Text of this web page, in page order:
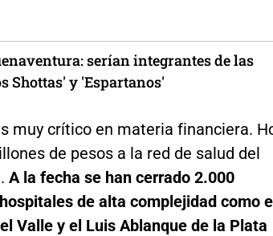
serían integrantes de las
Shottas' y 'Espartanos'
muy crítico en materia financiera.
de pesos a la red de salud del
A la fecha se han cerrado 2.000
de alta complejidad como
Valle y el Luis Ablanque de la Plata